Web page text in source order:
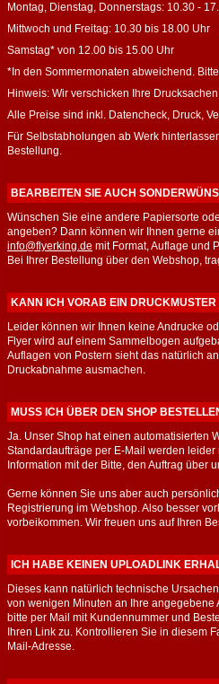
Montag, Dienstag, Donnerstags: 10.30 -
Mittwoch und Freitag: 10.30 bis 18.00 Uhr
Samstag* von 12.00 bis 15.00 Uhr
*In den Sommermonaten abweichend.
Hinweis: Wir verschicken Ihre
Alle Preise sind inkl. Datencheck, Druck,
Für Selbstabholungen ab Werk
Bestellung.
BEARBEITEN SIE AUCH
Wünschen Sie eine andere Papiersorte
angeben? Dann können wir Ihnen gerne
info@flyerking.de mit Format, Auflage und
Bei Ihrer Bestellung über den Webshop,
KANN ICH VORAB EIN
Leider können wir Ihnen keine Andrucke
Flyer wird auf einem Sammelbogen
Auflagen von Postern sieht das natürlich
Druckabnahme ausmachen.
MUSS ICH ÜBER DEN SHOP
Ja. Unser Shop hat einen automatisierten
Standardaufträge per E-Mail werden
Information mit der Bitte, den Auftrag über
Gerne können Sie uns aber auch
Registrierung im Webshop. Also besser
vorbeikommen. Wir freuen uns auf Ihren
ICH HABE KEINEN UPLOADLINK
Dieses kann natürlich technische
von wenigen Minuten an Ihre
bitte per Mail mit Kundennummer und
Ihren Link zu. Kontrollieren Sie in diesem
Mail-Adresse.